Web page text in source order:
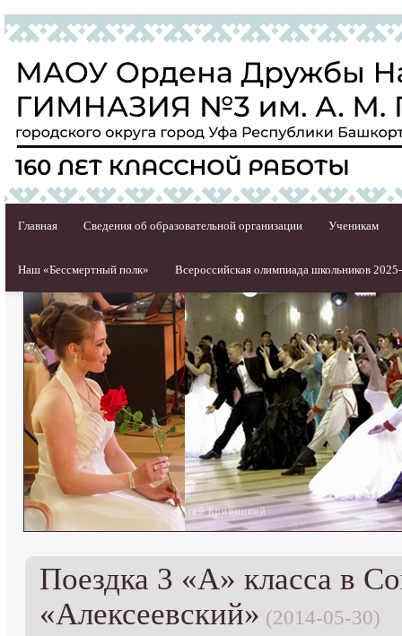
Главная Сведения об образовательной организации Ученикам
Наш «Бессмертный полк» Всероссийская олимпиада школьников
Поездка 3 «А» класса в
«Алексеевский» (2014-05-30)